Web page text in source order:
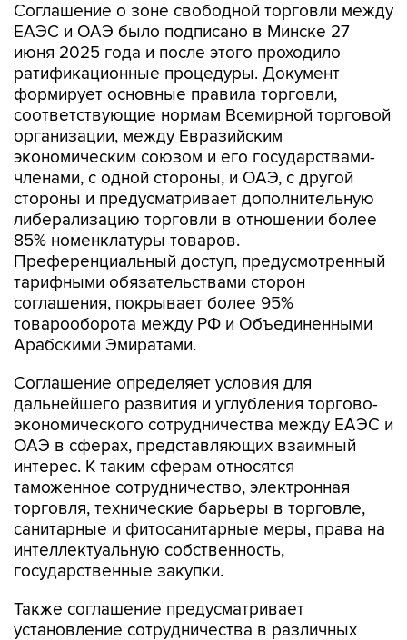
Соглашение о зоне свободной торговли между
ЕАЭС и ОАЭ было подписано в Минске 27
июня 2025 года и после этого проходило
ратификационные процедуры. Документ
формирует основные правила торговли,
соответствующие нормам Всемирной торговой
организации, между Евразийским
экономическим союзом и его государствами-
членами, с одной стороны, и ОАЭ, с другой
стороны и предусматривает дополнительную
либерализацию торговли в отношении более
85% номенклатуры товаров.
Преференциальный доступ, предусмотренный
тарифными обязательствами сторон
соглашения, покрывает более 95%
товарооборота между РФ и Объединенными
Арабскими Эмиратами.
Соглашение определяет условия для
дальнейшего развития и углубления торгово-
экономического сотрудничества между ЕАЭС и
ОАЭ в сферах, представляющих взаимный
интерес. К таким сферам относятся
таможенное сотрудничество, электронная
торговля, технические барьеры в торговле,
санитарные и фитосанитарные меры, права на
интеллектуальную собственность,
государственные закупки.
Также соглашение предусматривает
установление сотрудничества в различных